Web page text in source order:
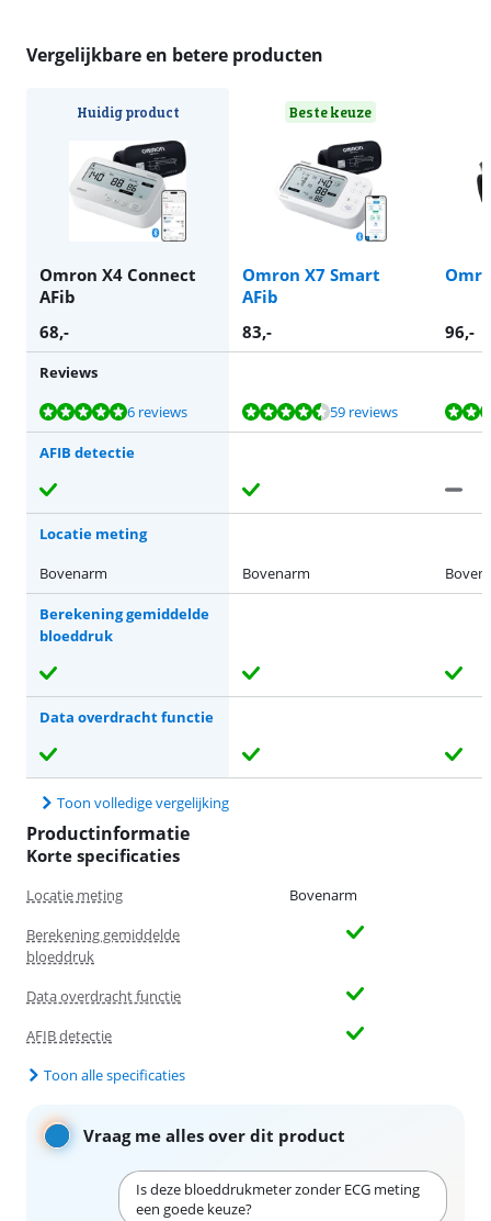
Vergelijkbare en betere producten
Huidig product
Omron X4 Connect
AFib
Beste keuze
Omron X7 Smart
AFib
68,- 83,- 96,-
Reviews
Beoordeling is 9,5 van de 10, gebaseerd op 6 reviews.
6 reviews
Beoordeling is 9,1 van de 10, gebaseerd op 59 reviews.59 reviews
Beoordeling is 9,1 van de 10, gebaseerd op 203 reviews.
Beoordeling is 8,8 van de 10, gebaseerd op 99 reviews.
AFIB detectie
Locatie meting
Bovenarm
Bovenarm
Berekening gemiddelde
bloeddruk
Data overdracht functie
Toon volledige vergelijking
Productinformatie
Korte specificaties
Locatie meting
Bovenarm
Berekening gemiddelde
bloeddruk
Data overdracht functie
AFIB detectie
Toon alle specificaties
Vraag me alles over dit product
Is deze bloeddrukmeter zonder ECG meting
een goede keuze?